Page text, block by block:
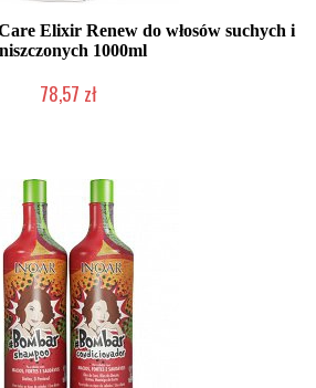
Elixir Renew do włosów suchych i
1000ml
78,57 zł